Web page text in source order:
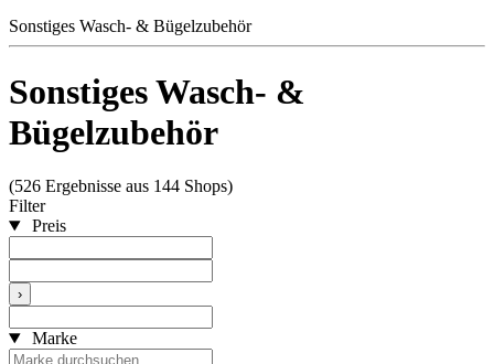
Sonstiges Wasch- & Bügelzubehör
Sonstiges Wasch- &
Bügelzubehör
(526 Ergebnisse aus 144 Shops)
Filter
Preis
›
Marke